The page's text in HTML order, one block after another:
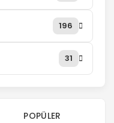
196
31
POPÜLER